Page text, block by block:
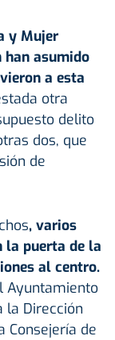
y Mujer
han asumido
a esta
otra
delito
dos, que
de
, varios
la puerta de la
al centro.
Ayuntamiento
la Dirección
Consejería de